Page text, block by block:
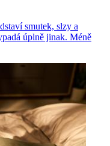
smutek, slzy a
úplně jinak. Méně